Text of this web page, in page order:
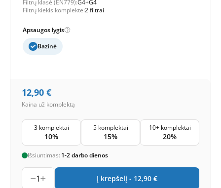
Filtrų klasė (EN779):G4+G4
Filtrų kiekis komplekte:2 filtrai
Apsaugos lygis
Bazinė
12,90 €
Kaina už komplektą
3 komplektai
10%
5 komplektai
15%
10+ komplektai
20%
Išsiuntimas: 1-2 darbo dienos
1 Į krepšelį - 12,90 €